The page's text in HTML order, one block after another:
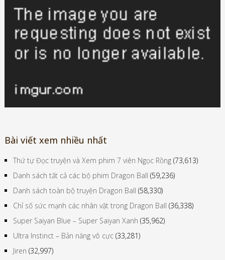
Bài viết xem nhiều nhất
Thứ tự Đọc truyện và Xem phim 7 viên Ngọc Rồng (73,613)
Danh sách tất cả các bộ phim Dragon Ball (59,236)
Danh sách toàn bộ truyện Dragon Ball (58,330)
Chỉ số sức mạnh các nhân vật trong Dragon Ball (36,338)
Super Saiyan Blue – Super Saiyan Xanh (35,962)
Ultra Instinct – Bản năng vô cực (33,281)
Jiren (32,997)